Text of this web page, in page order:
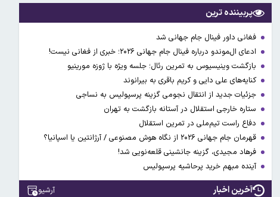
پربیننده ترین
فغانی داور فینال جام جهانی شد
ادعای ال‌‍موندو درباره فینال جام جهانی ۲۰۲۶؛ خبری از فغانی نیست!
بازگشت وینیسیوس به تمرین رئال؛ جلسه ویژه با ژوزه مورینیو
کنایه‌های علی دایی و کریم باقری به بیرانوند
جزئیات جدید از انتقال نجومی گزینه پرسپولیس به نساجی
ستاره خارجی استقلال در آستانه بازگشت به تهران
دفاع راست تیم‌ملی در تمرین استقلال
قهرمان جام جهانی ۲۰۲۶ از نگاه هوش مصنوعی / آرژانتین یا اسپانیا؟
فرهاد مجیدی، گزینه جانشینی قلعه‌نویی شد!
آینده مبهم خرید پرحاشیه پرسپولیس
آخرین اخبار آرشیو